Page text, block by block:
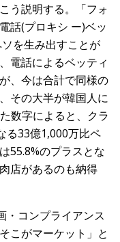
う説明する。「フォ
話(プロキシ ー)ベッ
を生み出すことが
電話によるベッティ
、今は合計で同様の
その大半が韓国人に
数字によると、クラ
る33億1,000万比ペ
55.8%のプラスとな
店があるのも納得
・コンプライアンス
こがマーケット」と